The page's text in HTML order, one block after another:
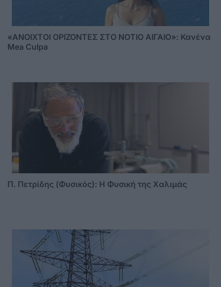
«ΑΝΟΙΧΤΟΙ ΟΡΙΖΟΝΤΕΣ ΣΤΟ ΝΟΤΙΟ ΑΙΓΑΙΟ»: Κανένα
Mea Culpa
Π. Πετρίδης (Φυσικός): Η Φυσική της Χαλιμάς